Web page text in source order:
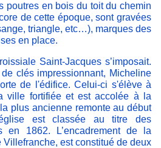
poutres en bois du toit du chemin
de cette époque, sont gravées
triangle, etc…), marques des
en place.
Saint-Jacques s’imposait.
clés impressionnant, Micheline
de l'édifice. Celui-ci s'élève à
ville fortifiée et est accolée à la
plus ancienne remonte au début
est classée au titre des
en 1862. L’encadrement de la
Villefranche, est constitué de deux